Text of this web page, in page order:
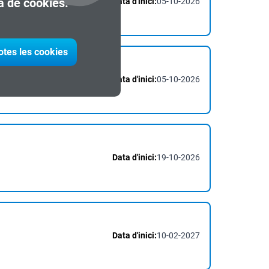
de cookies.
les cookies
Data d'inici:05-10-2026
Data d'inici:19-10-2026
Data d'inici:10-02-2027